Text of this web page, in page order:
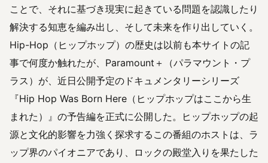
ことで、それに基づき現実に起きている問題を認識したり
解決する知恵を編み出し、そして未来を作り出していく。
Hip-Hop（ヒップホップ）の歴史は以前も本サイトの記
事で何度か触れたが、Paramount＋（パラマウント・プ
ラス）が、近日公開予定のドキュメンタリーシリーズ
『Hip Hop Was Born Here（ヒップホップはここから生
まれた）』の予告編を正式に公開した。ヒップホップの起
源と文化的影響を力強く探求するこの番組のホストは、ラ
ップ界のパイオニアであり、ロックの殿堂入りを果たした